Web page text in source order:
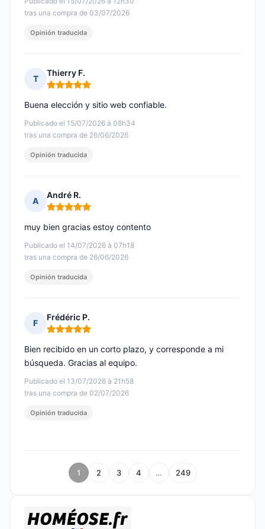
tras una compra de 03/07/2026
Opinión traducida
T
Thierry F.
Nota: 5 de 5
Publicado el 15/07/2026 à 08h34
tras una compra de 26/06/2026
Buena elección y sitio web confiable.
Opinión traducida
A
André R.
Nota: 5 de 5
Publicado el 14/07/2026 à 07h18
tras una compra de 26/06/2026
muy bien gracias estoy contento
Opinión traducida
F
Frédéric P.
Nota: 5 de 5
Publicado el 13/07/2026 à 21h58
tras una compra de 02/07/2026
Bien recibido en un corto plazo, y corresponde a mi
búsqueda. Gracias al equipo.
Opinión traducida
1 2 3 4 … 249